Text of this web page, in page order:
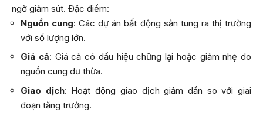
ngờ giảm sút. Đặc điểm:
Nguồn cung: Các dự án bất động sản tung ra thị trường
với số lượng lớn.
Giá cả: Giá cả có dấu hiệu chững lại hoặc giảm nhẹ do
nguồn cung dư thừa.
Giao dịch: Hoạt động giao dịch giảm dần so với giai
đoạn tăng trưởng.